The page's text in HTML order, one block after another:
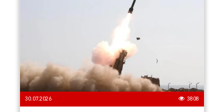
30.07.2026 3808